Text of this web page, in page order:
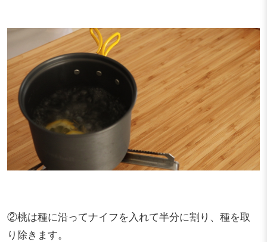
②桃は種に沿ってナイフを入れて半分に割り、種を取
り除きます。